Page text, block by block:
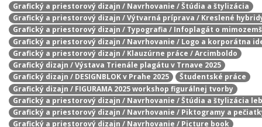
Grafický a priestorový dizajn / Navrhovanie / Štúdia a štylizácia
Grafický a priestorový dizajn / Výtvarná príprava / Kreslené
Grafický a priestorový dizajn / Typografia / Infoplagát o
Grafický a priestorový dizajn / Navrhovanie / Logo a korporátna
Grafický a priestorový dizajn / Klauzúrne práce / Arcimboldo
Grafický dizajn / Výstava Trienále plagátu v Trnave 2025
Grafický dizajn / DESIGNBLOK v Prahe 2025
Študentské práce
Grafický dizajn / FIGURAMA 2025 workshop figurálnej tvorby
Grafický a priestorový dizajn / Navrhovanie / Štúdia a štylizácia
Grafický a priestorový dizajn / Navrhovanie / Piktogramy a
Grafický a priestorový dizajn / Navrhovanie / Picture book